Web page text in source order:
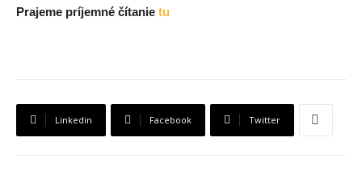
Prajeme príjemné čítanie tu
Linkedin Facebook Twitter